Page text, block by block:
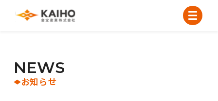
NEWS
お知らせ